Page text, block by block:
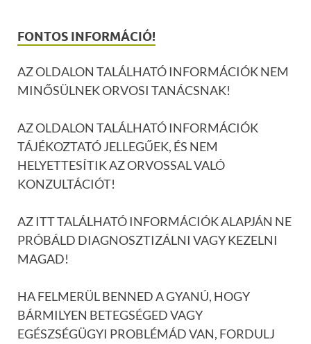
FONTOS INFORMÁCIÓ!
AZ OLDALON TALÁLHATÓ INFORMÁCIÓK NEM
MINŐSÜLNEK ORVOSI TANÁCSNAK!
AZ OLDALON TALÁLHATÓ INFORMÁCIÓK
TÁJÉKOZTATÓ JELLEGŰEK, ÉS NEM
HELYETTESÍTIK AZ ORVOSSAL VALÓ
KONZULTÁCIÓT!
AZ ITT TALÁLHATÓ INFORMÁCIÓK ALAPJÁN NE
PRÓBÁLD DIAGNOSZTIZÁLNI VAGY KEZELNI
MAGAD!
HA FELMERÜL BENNED A GYANÚ, HOGY
BÁRMILYEN BETEGSÉGED VAGY
EGÉSZSÉGÜGYI PROBLÉMÁD VAN, FORDULJ